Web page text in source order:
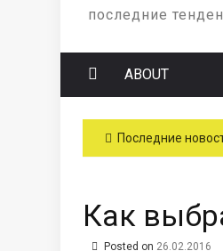
последние
ABOUT
Последние
Как
Posted on 26.02.2016